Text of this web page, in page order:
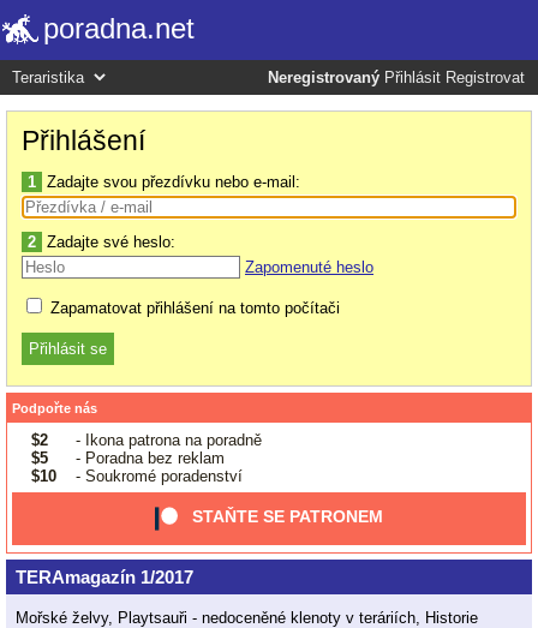
poradna.net
Neregistrovaný Přihlásit Registrovat
Přihlášení
1 Zadajte svou přezdívku nebo e-mail:
2 Zadajte své heslo:
Zapomenuté heslo
Zapamatovat přihlášení na tomto počítači
Podpořte nás
$2
- Ikona patrona na poradně
$5
- Poradna bez reklam
$10
- Soukromé poradenství
STAŇTE SE PATRONEM
TERAmagazín 1/2017
Mořské želvy, Playtsauři - nedoceněné klenoty v teráriích, Historie